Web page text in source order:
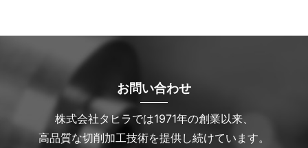
お問い合わせ
株式会社タヒラでは1971年の創業以来、
高品質な切削加工技術を提供し続けています。